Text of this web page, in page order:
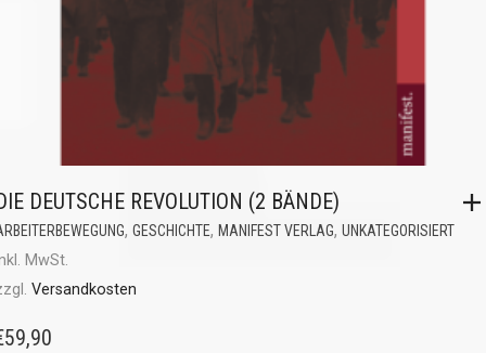
DEUTSCHE REVOLUTION (2 BÄNDE)
, GESCHICHTE, MANIFEST VERLAG, UNKATEGORISIERT
MwSt.
Versandkosten
59,90